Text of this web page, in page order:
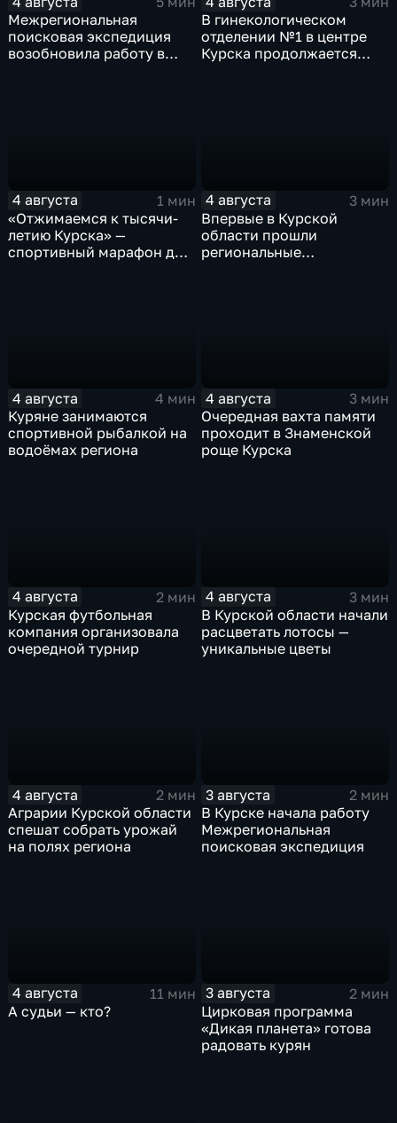
Межрегиональная
поисковая экспедиция
возобновила работу в
В гинекологическом
отделении №1 в центре
Курска продолжается
4 августа
1 мин
«Отжимаемся к тысячи-
летию Курска» —
спортивный марафон для
4 августа
3 мин
Впервые в Курской
области прошли
региональные
4 августа
4 мин
Куряне занимаются
спортивной рыбалкой на
водоёмах региона
4 августа
3 мин
Очередная вахта памяти
проходит в Знаменской
роще Курска
4 августа
2 мин
Курская футбольная
компания организовала
очередной турнир
4 августа
3 мин
В Курской области начали
расцветать лотосы —
уникальные цветы
4 августа
2 мин
Аграрии Курской области
спешат собрать урожай
на полях региона
3 августа
2 мин
В Курске начала работу
Межрегиональная
поисковая экспедиция
4 августа
11 мин
А судьи — кто?
3 августа
2 мин
Цирковая программа
«Дикая планета» готова
радовать курян